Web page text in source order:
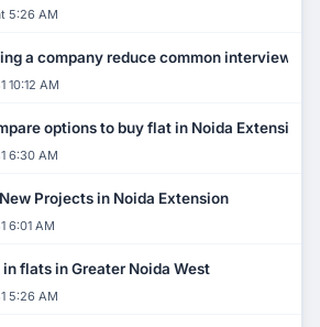
5:26 AM
a company reduce common interview
10:12 AM
options to buy flat in Noida Extension?
6:30 AM
Projects in Noida Extension
6:01 AM
in flats in Greater Noida West
5:26 AM